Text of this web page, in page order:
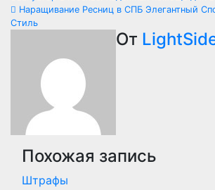
по
записям
Наращивание Ресниц в СПБ Элегантный
Стиль
От
Похожая запись
Штрафы